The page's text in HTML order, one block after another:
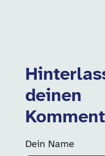
deinen
Dein Name